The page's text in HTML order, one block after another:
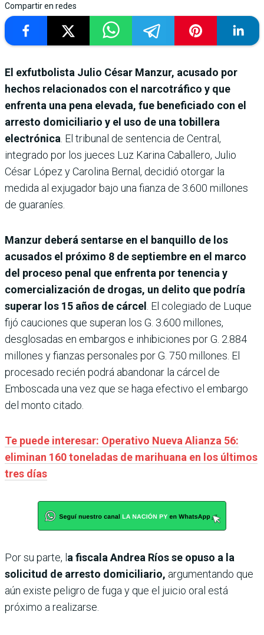
Compartir en redes
El exfutbolista Julio César Manzur, acusado por
hechos relacionados con el narcotráfico y que
enfrenta una pena elevada, fue beneficiado con el
arresto domiciliario y el uso de una tobillera
electrónica . El tribunal de sentencia de Central,
integrado por los jueces Luz Karina Caballero, Julio
César López y Carolina Bernal, decidió otorgar la
medida al exjugador bajo una fianza de 3.600 millones
de guaraníes.
Manzur deberá sentarse en el banquillo de los
acusados el próximo 8 de septiembre en el marco
del proceso penal que enfrenta por tenencia y
comercialización de drogas, un delito que podría
superar los 15 años de cárcel . El colegiado de Luque
fijó cauciones que superan los G. 3.600 millones,
desglosadas en embargos e inhibiciones por G. 2.884
millones y fianzas personales por G. 750 millones. El
procesado recién podrá abandonar la cárcel de
Emboscada una vez que se haga efectivo el embargo
del monto citado.
Te puede interesar: Operativo Nueva Alianza 56:
eliminan 160 toneladas de marihuana en los últimos
tres días
Por su parte, la fiscala Andrea Ríos se opuso a la
solicitud de arresto domiciliario, argumentando que
aún existe peligro de fuga y que el juicio oral está
próximo a realizarse.